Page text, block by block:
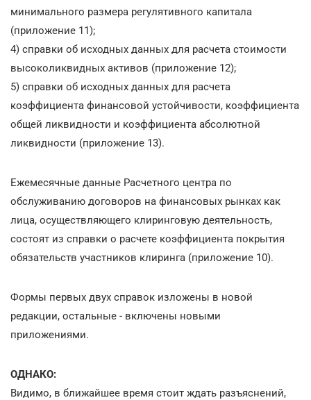
минимального размера регулятивного капитала
(приложение 11);
4) справки об исходных данных для расчета стоимости
высоколиквидных активов (приложение 12);
5) справки об исходных данных для расчета
коэффициента финансовой устойчивости, коэффициента
общей ликвидности и коэффициента абсолютной
ликвидности (приложение 13).
Ежемесячные данные Расчетного центра по
обслуживанию договоров на финансовых рынках как
лица, осуществляющего клиринговую деятельность,
состоят из справки о расчете коэффициента покрытия
обязательств участников клиринга (приложение 10).
Формы первых двух справок изложены в новой
редакции, остальные - включены новыми
приложениями.
ОДНАКО:
Видимо, в ближайшее время стоит ждать разъяснений,